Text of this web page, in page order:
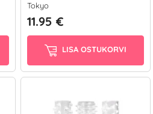
Tokyo
11.95 €
LISA OSTUKORVI